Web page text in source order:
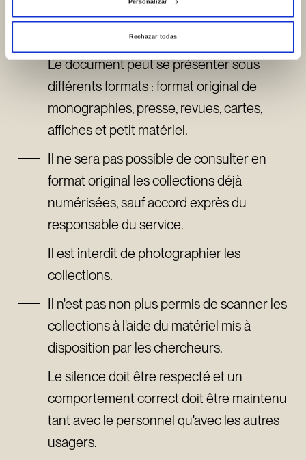
Personalizar
Rechazar todas
Le nombre de documents prêtés est
Le document peut se présenter sous
différents formats : format original de
monographies, presse, revues, cartes,
affiches et petit matériel.
Il ne sera pas possible de consulter en
format original les collections déjà
numérisées, sauf accord exprès du
responsable du service.
Il est interdit de photographier les
collections.
Il n'est pas non plus permis de scanner les
collections à l'aide du matériel mis à
disposition par les chercheurs.
Le silence doit être respecté et un
comportement correct doit être maintenu
tant avec le personnel qu'avec les autres
usagers.